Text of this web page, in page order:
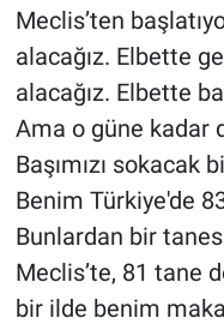
Meclis’ten
alacağız. Elbette
alacağız. Elbette
Ama o güne kadar
Başımızı sokacak
Benim Türkiye'de
Bunlardan bir
Meclis’te, 81 tane
bir ilde benim